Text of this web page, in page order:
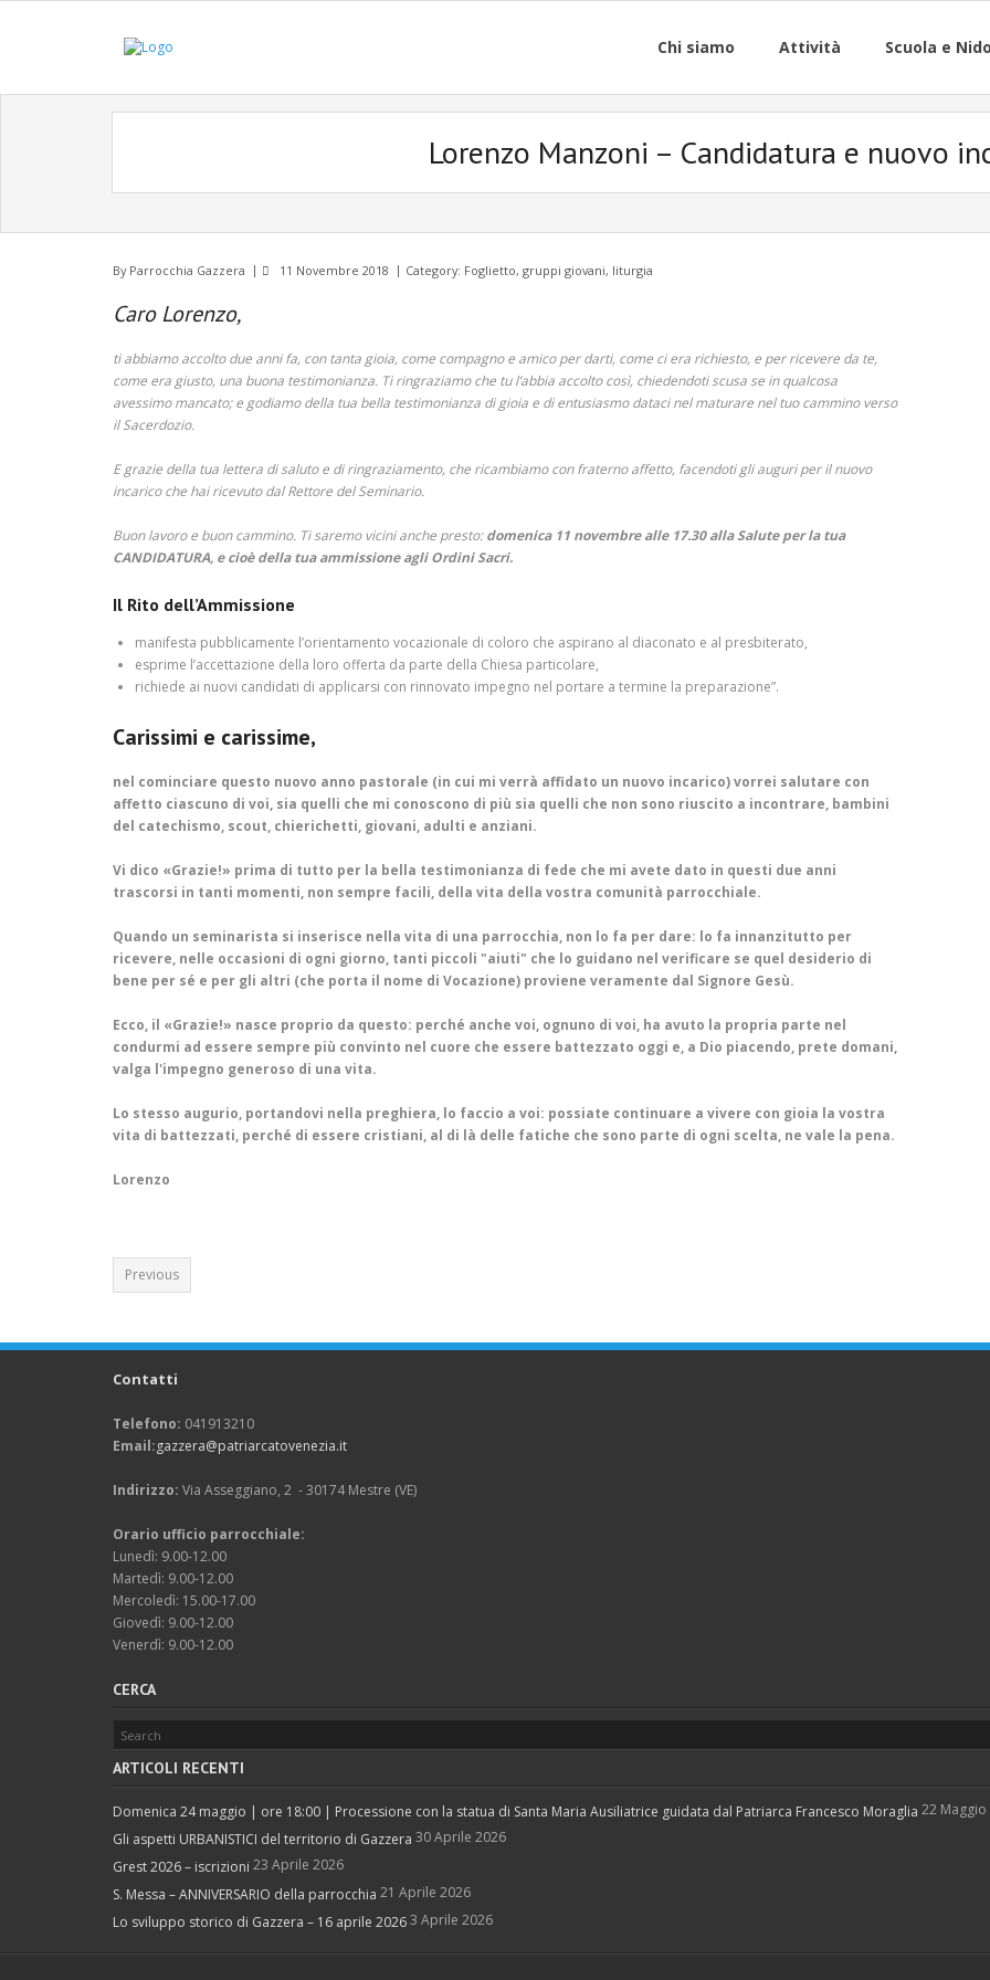
Chi siamo Attività Scuola e
Lorenzo Manzoni – Candidatura e nuovo
By Parrocchia Gazzera 11 Novembre 2018 Category: Foglietto, gruppi giovani, liturgia
Caro Lorenzo,
ti abbiamo accolto due anni fa, con tanta gioia, come compagno e amico per darti, come ci era richiesto, e per ricevere da te,
come era giusto, una buona testimonianza. Ti ringraziamo che tu l’abbia accolto così, chiedendoti scusa se in qualcosa
avessimo mancato; e godiamo della tua bella testimonianza di gioia e di entusiasmo dataci nel maturare nel tuo cammino verso
il Sacerdozio.
E grazie della tua lettera di saluto e di ringraziamento, che ricambiamo con fraterno affetto, facendoti gli auguri per il nuovo
incarico che hai ricevuto dal Rettore del Seminario.
Buon lavoro e buon cammino. Ti saremo vicini anche presto:domenica 11 novembre alle 17.30 alla Salute per la tua
CANDIDATURA, e cioè della tua ammissione agli Ordini Sacri.
Il Rito dell’Ammissione
manifesta pubblicamente l’orientamento vocazionale di coloro che aspirano al diaconato e al presbiterato,
esprime l’accettazione della loro offerta da parte della Chiesa particolare,
richiede ai nuovi candidati di applicarsi con rinnovato impegno nel portare a termine la preparazione”.
Carissimi e carissime,
nel cominciare questo nuovo anno pastorale (in cui mi verrà affidato un nuovo incarico) vorrei salutare con
affetto ciascuno di voi, sia quelli che mi conoscono di più sia quelli che non sono riuscito a incontrare, bambini
del catechismo, scout, chierichetti, giovani, adulti e anziani.
Vi dico «Grazie!» prima di tutto per la bella testimonianza di fede che mi avete dato in questi due anni
trascorsi in tanti momenti, non sempre facili, della vita della vostra comunità parrocchiale.
Quando un seminarista si inserisce nella vita di una parrocchia, non lo fa per dare: lo fa innanzitutto per
ricevere, nelle occasioni di ogni giorno, tanti piccoli "aiuti" che lo guidano nel verificare se quel desiderio di
bene per sé e per gli altri (che porta il nome di Vocazione) proviene veramente dal Signore Gesù.
Ecco, il «Grazie!» nasce proprio da questo: perché anche voi, ognuno di voi, ha avuto la propria parte nel
condurmi ad essere sempre più convinto nel cuore che essere battezzato oggi e, a Dio piacendo, prete domani,
valga l'impegno generoso di una vita.
Lo stesso augurio, portandovi nella preghiera, lo faccio a voi: possiate continuare a vivere con gioia la vostra
vita di battezzati, perché di essere cristiani, al di là delle fatiche che sono parte di ogni scelta, ne vale la pena.
Lorenzo
Previous
Contatti
Telefono: 041913210
Email:gazzera@patriarcatovenezia.it
Indirizzo: Via Asseggiano, 2 - 30174 Mestre (VE)
Orario ufficio parrocchiale:
Lunedì: 9.00-12.00
Martedì: 9.00-12.00
Mercoledì: 15.00-17.00
Giovedì: 9.00-12.00
Venerdì: 9.00-12.00
CERCA
ARTICOLI RECENTI
Domenica 24 maggio | ore 18:00 | Processione con la statua di Santa Maria Ausiliatrice guidata dal Patriarca Francesco Moraglia 22 Maggio
Gli aspetti URBANISTICI del territorio di Gazzera 30 Aprile 2026
Grest 2026 – iscrizioni 23 Aprile 2026
S. Messa – ANNIVERSARIO della parrocchia 21 Aprile 2026
Lo sviluppo storico di Gazzera – 16 aprile 20263 Aprile 2026